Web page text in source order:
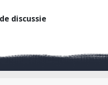
discussie